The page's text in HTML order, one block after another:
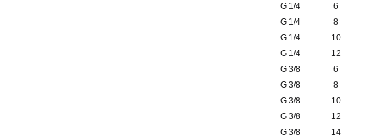
G 1/4
6
G 1/4
8
G 1/4
10
G 1/4
12
G 3/8
6
G 3/8
8
G 3/8
10
G 3/8
12
G 3/8
14